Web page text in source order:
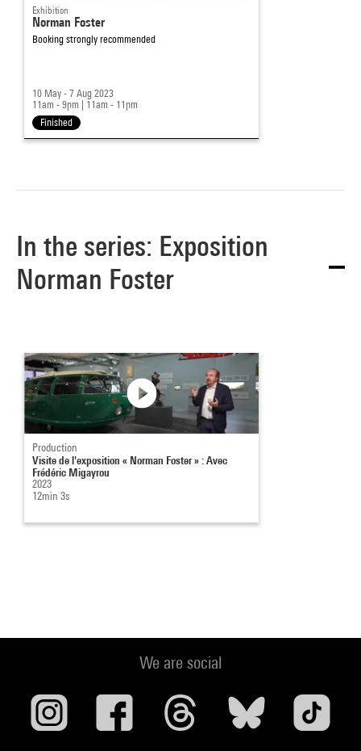
Exhibition
Norman Foster
Booking strongly recommended
10 May - 7 Aug 2023
11am - 9pm
11am - 11pm
Finished
In the series: Exposition
Norman Foster
Production
Visite de l'exposition « Norman Foster » : Avec
Frédéric Migayrou
2023
12min 3s
We are social